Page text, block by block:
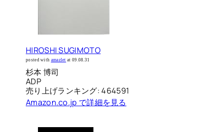
HIROSHI SUGIMOTO
posted with amazlet at 09.08.31
杉本 博司
ADP
売り上げランキング: 464591
Amazon.co.jp で詳細を見る